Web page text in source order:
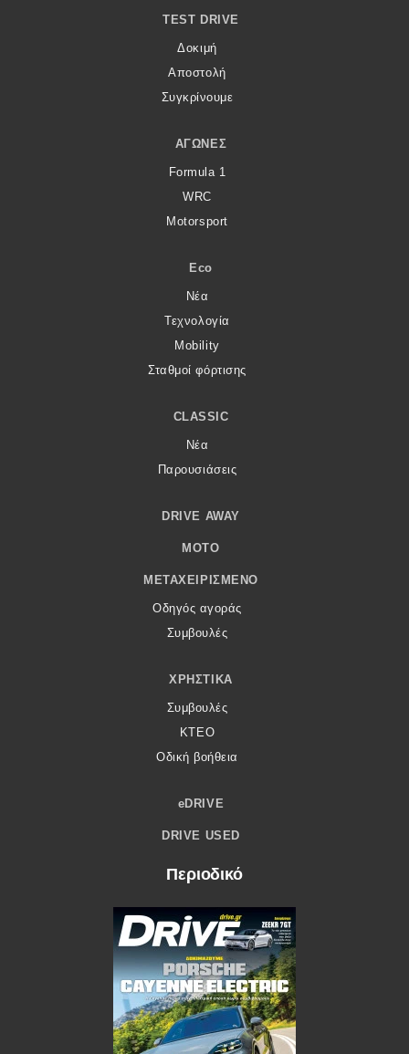
TEST DRIVE
Δοκιμή
Αποστολή
Συγκρίνουμε
ΑΓΏΝΕΣ
Formula 1
WRC
Motorsport
Eco
Νέα
Τεχνολογία
Mobility
Σταθμοί φόρτισης
CLASSIC
Νέα
Παρουσιάσεις
DRIVE AWAY
MOTO
ΜΕΤΑΧΕΙΡΙΣΜΈΝΟ
Οδηγός αγοράς
Συμβουλές
ΧΡΗΣΤΙΚΆ
Συμβουλές
ΚΤΕΟ
Οδική βοήθεια
eDRIVE
DRIVE USED
Περιοδικό